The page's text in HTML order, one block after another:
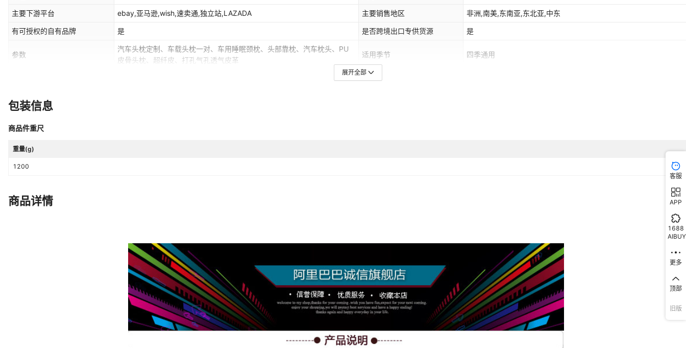
主要下游平台 ebay,亚马逊,wish,速卖通,独立站,LAZADA 主要销售地区 非洲,南美,东南亚,东北亚,中东
有可授权的自有品牌 是 是否跨境出口专供货源 是
参数
汽车头枕定制、车载头枕一对、车用睡眠颈枕、头部靠枕、汽车枕头、PU
皮骨头枕、超纤皮、打孔气孔透气皮革
适用季节 四季通用
展开全部
包装信息
商品件重尺
重量(g)
1200
商品详情
客服
APP
1688
AIBUY
更多
顶部
旧版